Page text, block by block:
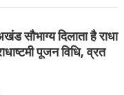
दिलाता है राधा
पूजन विधि, व्रत